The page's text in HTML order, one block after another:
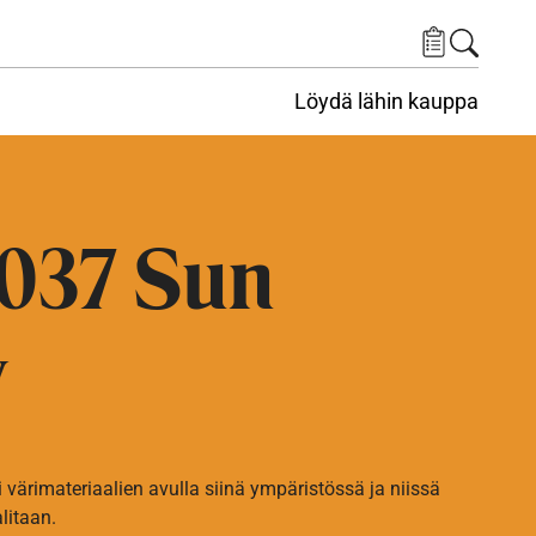
Löydä lähin kauppa
Sun
avulla siinä ympäristössä ja niissä